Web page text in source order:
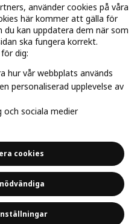
Cookiepolicy
& leveransvillkor
ångerrätten för tjänster
använder cookies på våra
här kommer att gälla för
du kan uppdatera dem när som
ska fungera korrekt.
dig:
hur vår webbplats används
personaliserad upplevelse av
och sociala medier
cookies